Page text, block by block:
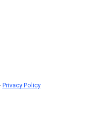
Privacy Policy